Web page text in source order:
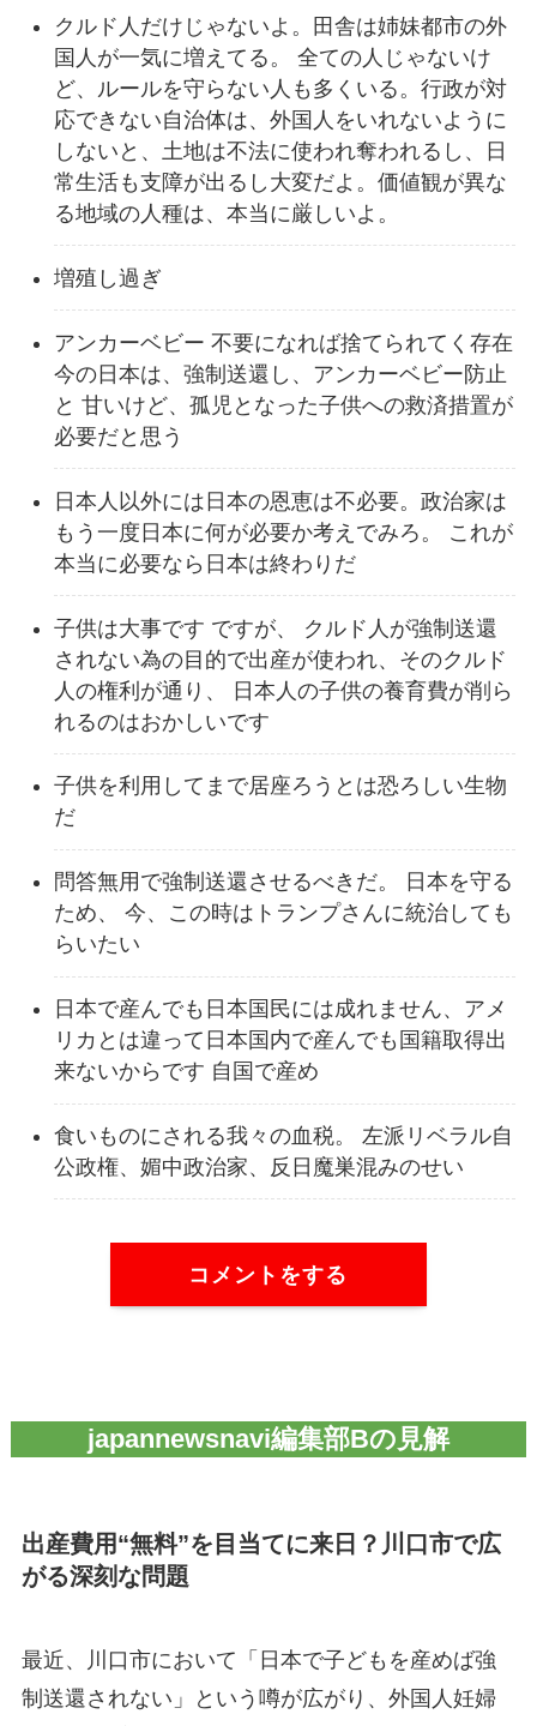
クルド人だけじゃないよ。田舎は姉妹都市の外
国人が一気に増えてる。 全ての人じゃないけ
ど、ルールを守らない人も多くいる。行政が対
応できない自治体は、外国人をいれないように
しないと、土地は不法に使われ奪われるし、日
常生活も支障が出るし大変だよ。価値観が異な
る地域の人種は、本当に厳しいよ。
増殖し過ぎ
アンカーベビー 不要になれば捨てられてく存在
今の日本は、強制送還し、アンカーベビー防止
と 甘いけど、孤児となった子供への救済措置が
必要だと思う
日本人以外には日本の恩恵は不必要。政治家は
もう一度日本に何が必要か考えでみろ。 これが
本当に必要なら日本は終わりだ
子供は大事です ですが、 クルド人が強制送還
されない為の目的で出産が使われ、そのクルド
人の権利が通り、 日本人の子供の養育費が削ら
れるのはおかしいです
子供を利用してまで居座ろうとは恐ろしい生物
だ
問答無用で強制送還させるべきだ。 日本を守る
ため、 今、この時はトランプさんに統治しても
らいたい
日本で産んでも日本国民には成れません、アメ
リカとは違って日本国内で産んでも国籍取得出
来ないからです 自国で産め
食いものにされる我々の血税。 左派リベラル自
公政権、媚中政治家、反日魔巣混みのせい
コメントをする
japannewsnavi編集部Bの見解
出産費用“無料”を目当てに来日？川口市で広
がる深刻な問題
最近、川口市において「日本で子どもを産めば強
制送還されない」という噂が広がり、外国人妊婦